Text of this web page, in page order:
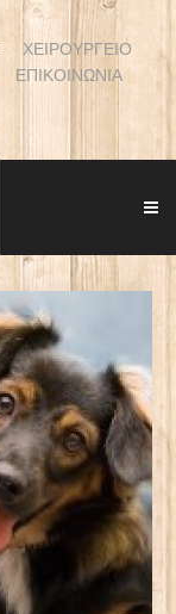
ΧΕΙΡΟΥΡΓΕΙΟ
ΕΠΙΚΟΙΝΩΝΙΑ